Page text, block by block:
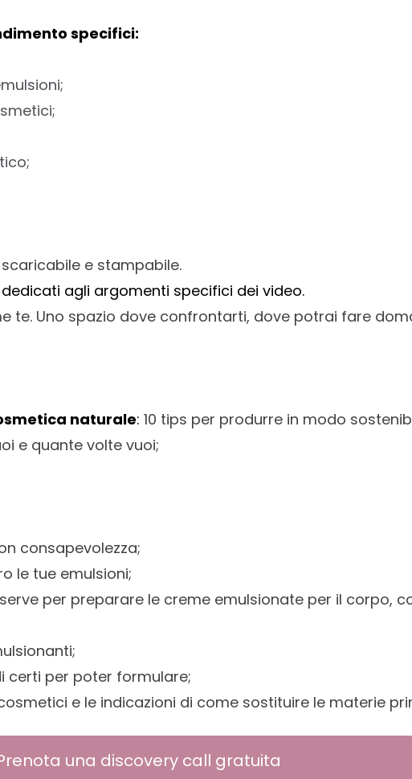
specifici:
e stampabile.
dedicati agli argomenti specifici dei video.
te. Uno spazio dove confrontarti, dove potrai fare
naturale: 10 tips per produrre in modo
e quante volte vuoi;
consapevolezza;
le tue emulsioni;
per preparare le creme emulsionate per il corpo,
certi per poter formulare;
e le indicazioni di come sostituire le materie
una discovery call gratuita